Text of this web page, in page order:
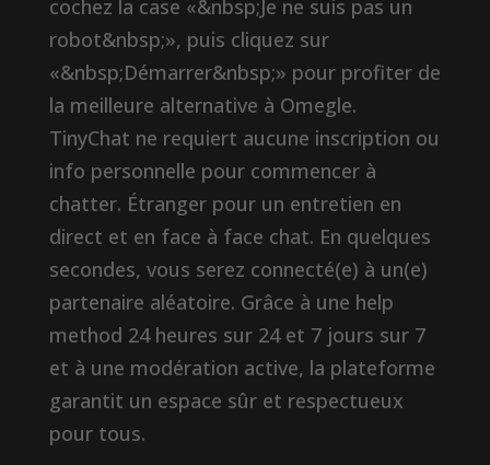
cochez la case «&nbsp;Je ne suis pas un
robot&nbsp;», puis cliquez sur
«&nbsp;Démarrer&nbsp;» pour profiter de
la meilleure alternative à Omegle.
TinyChat ne requiert aucune inscription ou
info personnelle pour commencer à
chatter. Étranger pour un entretien en
direct et en face à face chat. En quelques
secondes, vous serez connecté(e) à un(e)
partenaire aléatoire. Grâce à une help
method 24 heures sur 24 et 7 jours sur 7
et à une modération active, la plateforme
garantit un espace sûr et respectueux
pour tous.